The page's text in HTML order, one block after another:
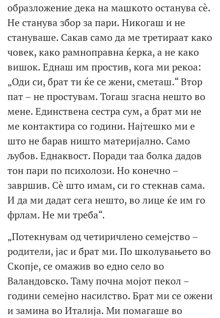
образложение дека на машкото останува сè.
Не станува збор за пари. Никогаш и не
стануваше. Сакав само да ме третираат како
човек, како рамноправна ќерка, а не како
вишок. Еднаш им простив, кога ми рекоа:
„Оди си, брат ти ќе се жени, сметаш.“ Втор
пат – не простувам. Тогаш згасна нешто во
мене. Единствена сестра сум, а брат ми не
ме контактира со години. Најтешко ми е
што не барав ништо материјално. Само
љубов. Еднаквост. Поради таа болка дадов
тон пари по психолози. Но конечно –
завршив. Сè што имам, си го стекнав сама.
И да ми дадат сега нешто, во лице ќе им го
фрлам. Не ми треба“.
„Потекнувам од четиричлено семејство –
родители, јас и брат ми. По школувањето во
Скопје, се омажив во едно село во
Валандовско. Таму почна мојот пекол –
години семејно насилство. Брат ми се ожени
и замина во Италија. Ми помагаше во